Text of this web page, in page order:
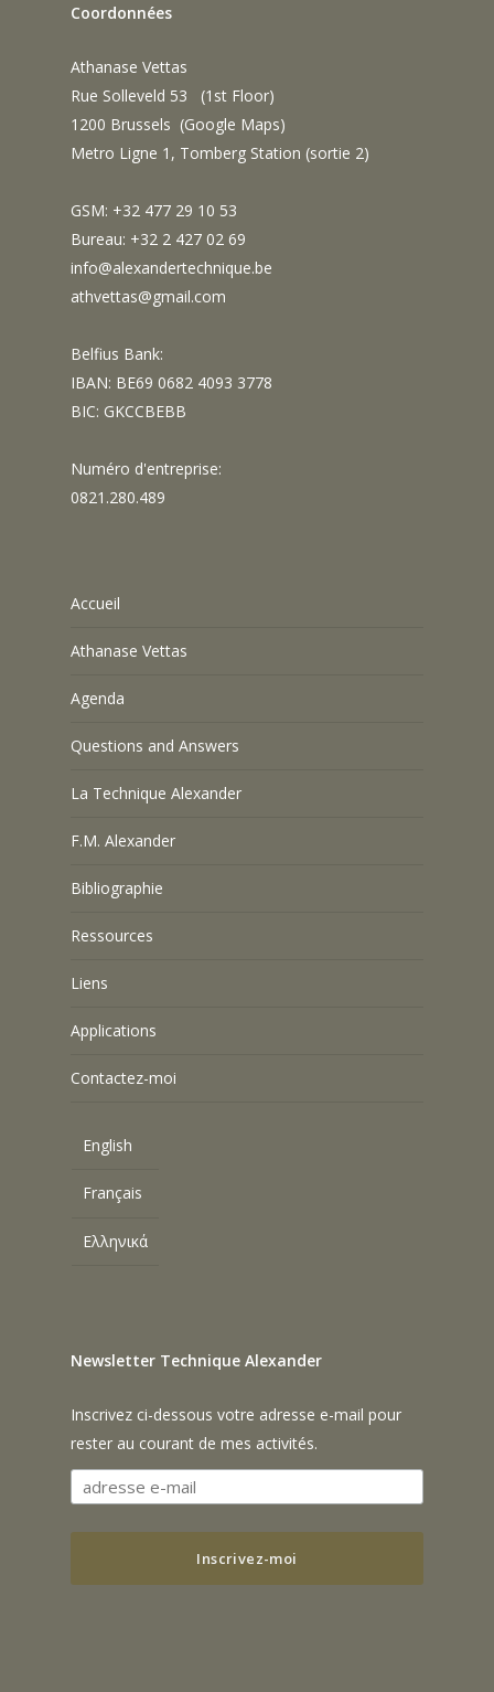
Coordonnées
Athanase Vettas
Rue Solleveld 53 (1st Floor)
1200 Brussels (Google Maps)
Metro Ligne 1, Tomberg Station (sortie 2)
GSM: +32 477 29 10 53
Bureau: +32 2 427 02 69
info@alexandertechnique.be
athvettas@gmail.com
Belfius Bank:
IBAN: BE69 0682 4093 3778
BIC: GKCCBEBB
Numéro d'entreprise:
0821.280.489
Accueil
Athanase Vettas
Agenda
Questions and Answers
La Technique Alexander
F.M. Alexander
Bibliographie
Ressources
Liens
Applications
Contactez-moi
English
Français
Ελληνικά
Newsletter Technique Alexander
Inscrivez ci-dessous votre adresse e-mail pour
rester au courant de mes activités.